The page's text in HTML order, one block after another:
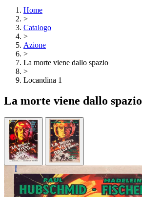
Home
>
Catalogo
>
Azione
>
La morte viene dallo spazio
>
Locandina 1
La morte viene dallo spazio